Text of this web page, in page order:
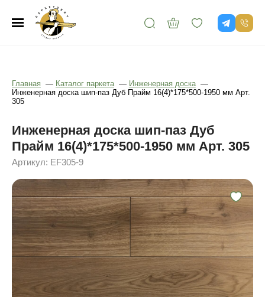
Главная — Каталог паркета — Инженерная доска —
Инженерная доска шип-паз Дуб Прайм 16(4)*175*500-1950 мм Арт.
305
Инженерная доска шип-паз Дуб
Прайм 16(4)*175*500-1950 мм Арт. 305
Артикул: EF305-9